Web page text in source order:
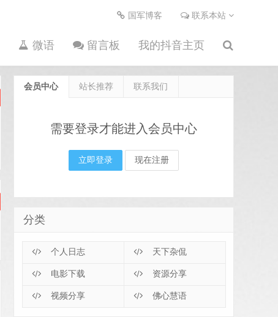
微语 留言板 我的抖音主页
国军博客 联系本站
会员中心 站长推荐 联系我们
需要登录才能进入会员中心
立即登录 现在注册
分类
个人日志 天下杂侃
电影下载 资源分享
视频分享 佛心慧语